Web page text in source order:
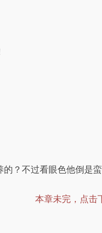
？不过看眼色他倒是
本章未完，点击